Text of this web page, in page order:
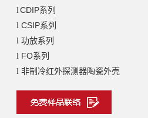
lCDIP系列
l CSIP系列
l 功放系列
l FO系列
l 非制冷红外探测器陶瓷外壳